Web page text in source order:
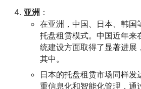
亚洲 ：
在亚洲，中国、日本、韩国
托盘租赁模式。中国近年来
统建设方面取得了显著进展
其中。
日本的托盘租赁市场同样发
重信息化和智能化管理，通